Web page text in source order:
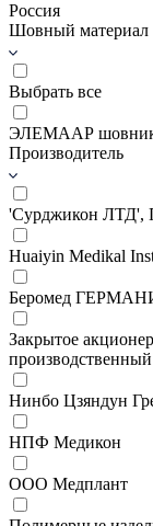
Россия
Шовный материал
Выбрать все
ЭЛЕМААР шовник
Производитель
'Сурджикон ЛТД',
Huaiyin Medikal
Беромед
Закрытое
Нинбо Цзяндун
НПФ Медикон
ООО Медплант